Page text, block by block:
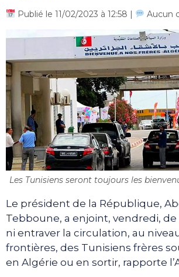
Publié le 11/02/2023 à 12:58 | Aucun
Les Tunisiens seront toujours les
Le président de la République,
Tebboune, a enjoint, vendredi,
ni entraver la circulation, au
frontières, des Tunisiens frères
en Algérie ou en sortir, rapporte